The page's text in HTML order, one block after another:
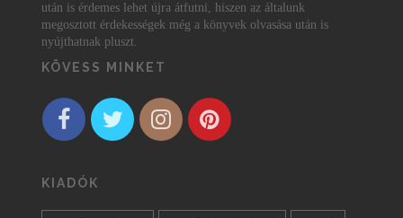
után is érdemes lehet újra átfutni, hiszen az általunk
megosztott érdekességek még a könyvek olvasása után is
nyújthatnak pluszt.
KÖVESS MINKET
KIADÓK